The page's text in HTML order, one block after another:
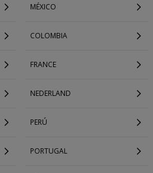
MÉXICO
COLOMBIA
FRANCE
NEDERLAND
PERÚ
PORTUGAL